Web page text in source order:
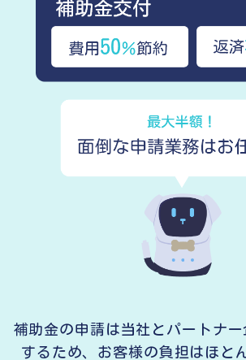
補助金の申請は当社とパートナ
するため、 お客様の負担はほと